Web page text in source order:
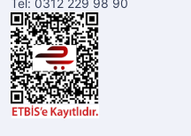
Tel: 0312 229 98 90